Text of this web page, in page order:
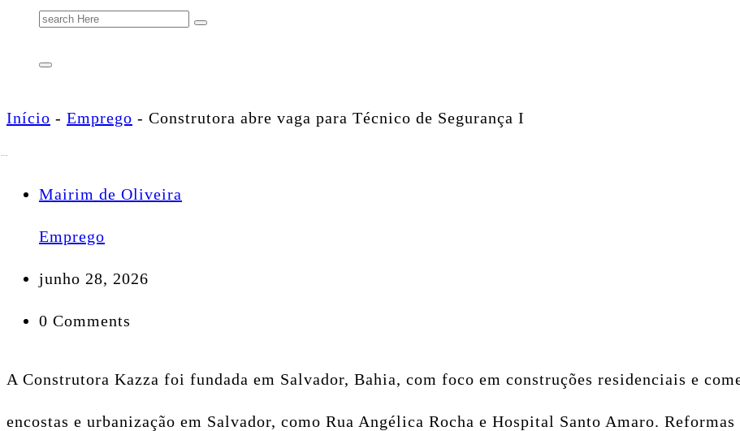
Search
for:
Início - Emprego - Construtora abre vaga para Técnico de Segurança I
Mairim de Oliveira
Emprego
junho 28, 2026
0 Comments
A Construtora Kazza foi fundada em Salvador, Bahia, com foco em construções residenciais e
encostas e urbanização em Salvador, como Rua Angélica Rocha e Hospital Santo Amaro.